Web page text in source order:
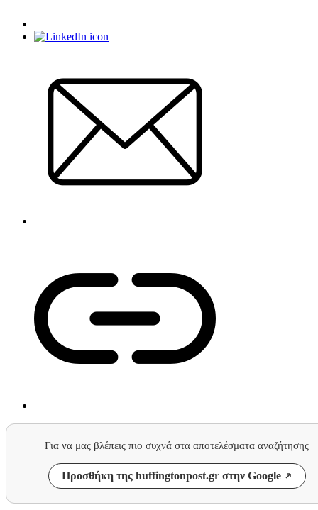
Για να μας βλέπεις πιο συχνά στα αποτελέσματα αναζήτησης
Προσθήκη της huffingtonpost.gr στην Google